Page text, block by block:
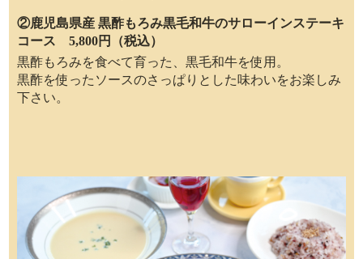
②鹿児島県産 黒酢もろみ黒毛和牛のサローインステーキ
コース 5,800円（税込）
黒酢もろみを食べて育った、黒毛和牛を使用。
黒酢を使ったソースのさっぱりとした味わいをお楽しみ
下さい。